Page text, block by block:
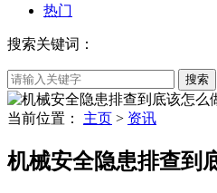
热门
搜索关键词：
当前位置： 主页 > 资讯
机械安全隐患排查到